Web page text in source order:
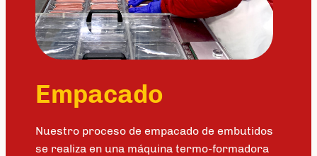
Empacado
Nuestro proceso de empacado de embutidos
se realiza en una máquina termo-formadora